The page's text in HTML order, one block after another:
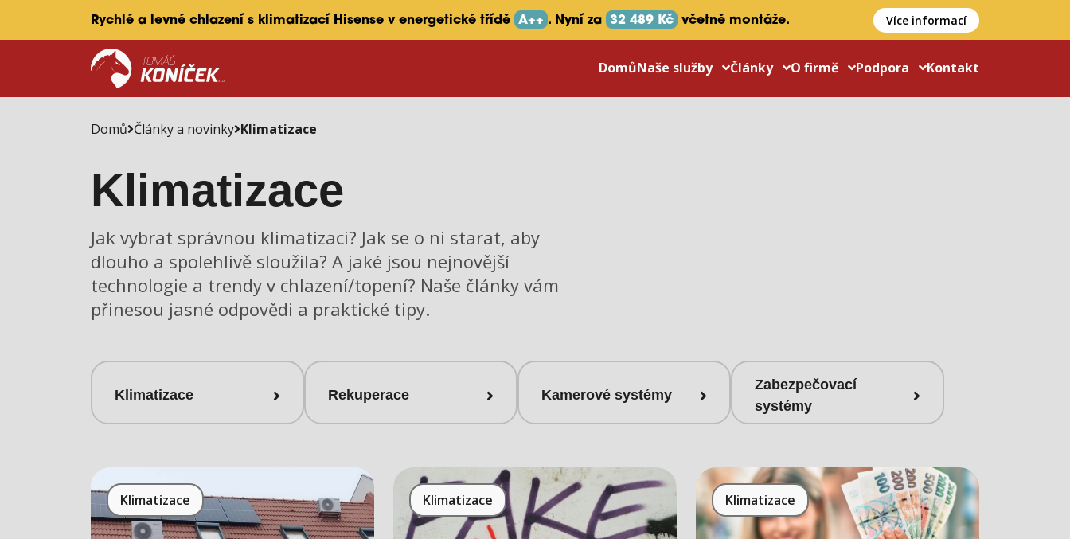
DomůNaše služby Články O firmě Podpora Kontakt
Domů Články a novinky Klimatizace
Klimatizace
Jak vybrat správnou klimatizaci? Jak se o ni starat, aby
dlouho a spolehlivě sloužila? A jaké jsou nejnovější
technologie a trendy v chlazení/topení? Naše články vám
přinesou jasné odpovědi a praktické tipy.
Klimatizace Rekuperace Kamerové systémy
Zabezpečovací
systémy
Klimatizace Klimatizace Klimatizace
Rychlé a levné chlazení s klimatizací Hisense v energetické třídě A++ . Nyní za 32 489 Kč včetně montáže. Více informací